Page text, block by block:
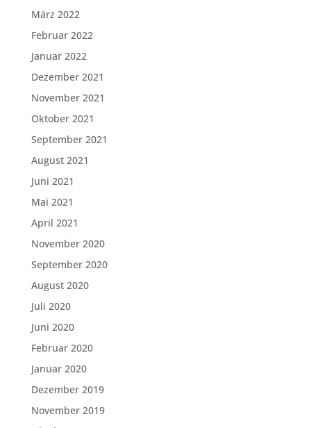
März 2022
Februar 2022
Januar 2022
Dezember 2021
November 2021
Oktober 2021
September 2021
August 2021
Juni 2021
Mai 2021
April 2021
November 2020
September 2020
August 2020
Juli 2020
Juni 2020
Februar 2020
Januar 2020
Dezember 2019
November 2019